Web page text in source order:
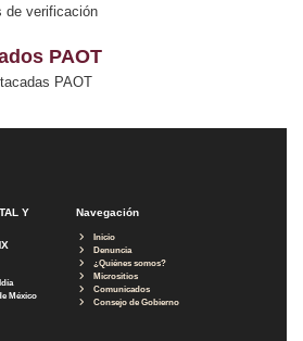
de verificación
PAOT
PAOT
Y
México
Navegación
Inicio
Denuncia
¿Quiénes somos?
Micrositios
Comunicados
Consejo de Gobierno